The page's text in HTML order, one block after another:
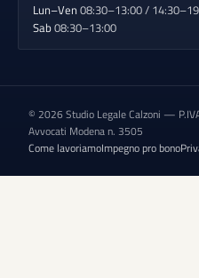
Lun–Ven08:30–13:00 /
Sab08:30–13:00
© 2026 Studio Legale Calzoni —
Avvocati Modena n. 3505
Come lavoriamoImpegno pro bono